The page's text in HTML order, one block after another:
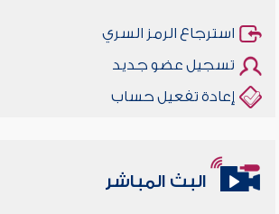
استرجاع الرمز السري
تسجيل عضو جديد
إعادة تفعيل حساب
البث المباشر